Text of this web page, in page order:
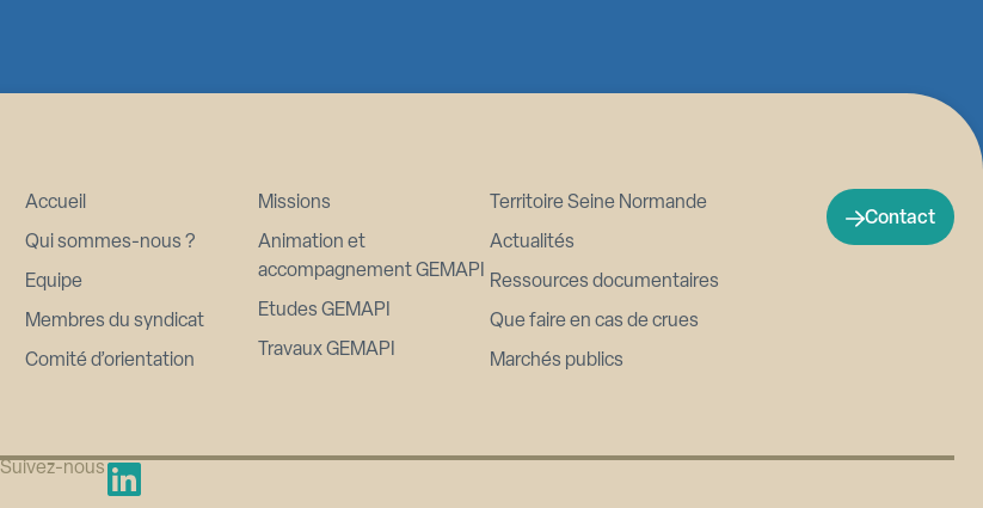
Accueil
Qui sommes-nous ?
Equipe
Membres du syndicat
Comité d’orientation
Missions
Animation et
accompagnement GEMAPI
Etudes GEMAPI
Travaux GEMAPI
Territoire Seine Normande
Actualités
Ressources documentaires
Que faire en cas de crues
Marchés publics
Contact
Suivez-nous